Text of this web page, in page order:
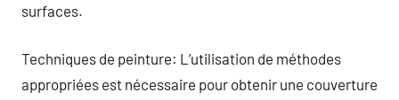
surfaces.
Techniques de peinture: L’utilisation de méthodes
appropriées est nécessaire pour obtenir une couverture